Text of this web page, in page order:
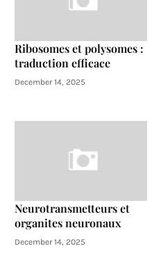
Ribosomes et polysomes :
traduction efficace
December 14, 2025
Neurotransmetteurs et
organites neuronaux
December 14, 2025